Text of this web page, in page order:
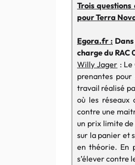
Trois
pour Terra
Egora.fr :
charge du RAC
Willy Jager :
prenantes pour
travail réalisé
où les réseaux
contre une
un prix limite
sur la panier et
en théorie. En
s’élever contre